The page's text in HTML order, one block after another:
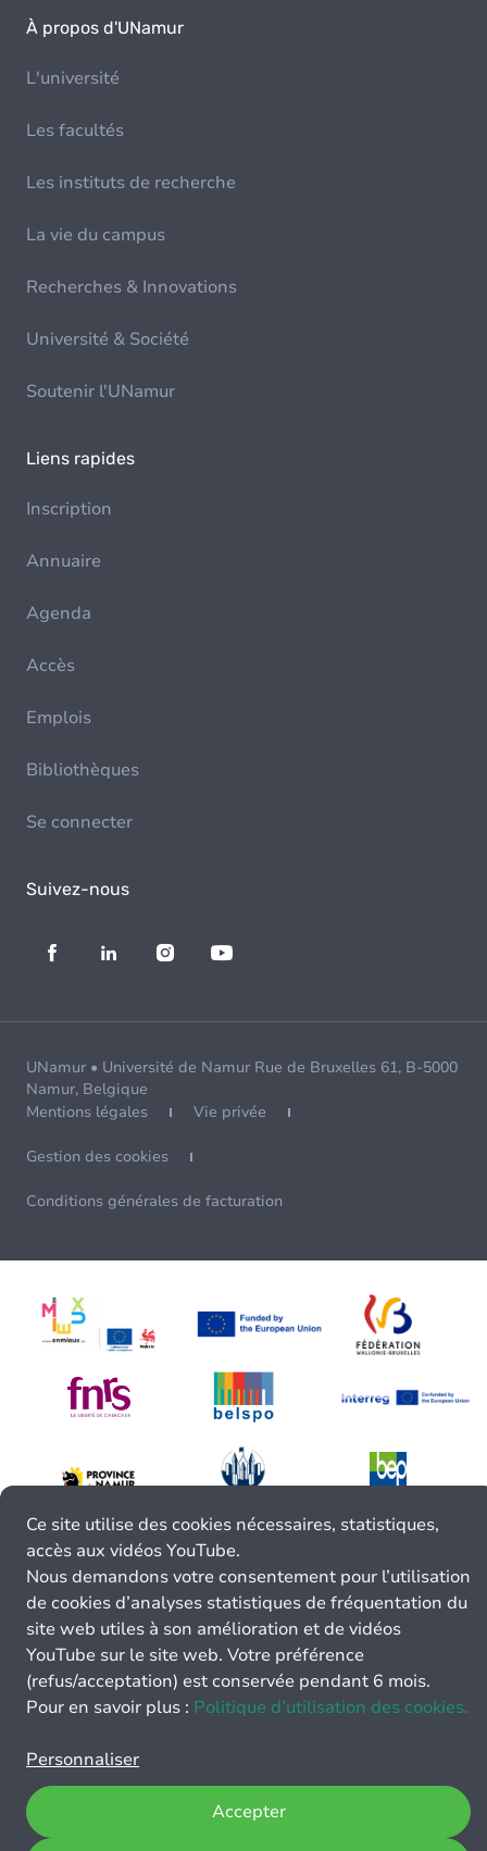
À propos d'UNamur
L'université
Les facultés
Les instituts de recherche
La vie du campus
Recherches & Innovations
Université & Société
Soutenir l'UNamur
Liens rapides
Inscription
Annuaire
Agenda
Accès
Emplois
Bibliothèques
Se connecter
Suivez-nous
UNamur • Université de Namur Rue de Bruxelles 61, B-5000
Namur, Belgique
Mentions légales
Vie privée
Gestion des cookies
Conditions générales de facturation
Ce site utilise des cookies nécessaires, statistiques,
accès aux vidéos YouTube.
Nous demandons votre consentement pour l’utilisation
de cookies d’analyses statistiques de fréquentation du
site web utiles à son amélioration et de vidéos
YouTube sur le site web. Votre préférence
(refus/acceptation) est conservée pendant 6 mois.
Pour en savoir plus : Politique d’utilisation des cookies.
Personnaliser
Accepter